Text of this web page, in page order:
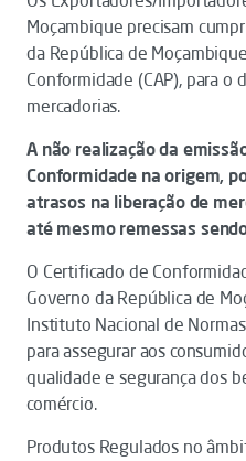
Moçambique precisam
da República de
Conformidade (CAP), para o
mercadorias.
A não realização da
Conformidade na origem,
atrasos na liberação de
até mesmo remessas
O Certificado de
Governo da República de
Instituto Nacional de
para assegurar aos
qualidade e segurança dos
comércio.
Produtos Regulados no